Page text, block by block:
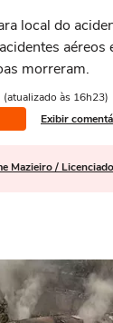
local do
aéreos
morreram.
(atualizado às 16h23)
Exibir
Mazieiro /